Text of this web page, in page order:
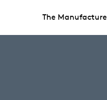
The Manufacture